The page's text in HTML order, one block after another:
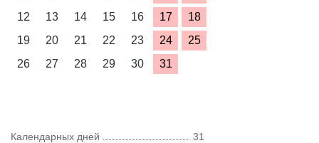
12
13 14 15 16 17
18
19
20 21 22 23 24
25
26
27 28 29 30 31
Календарных дней
31